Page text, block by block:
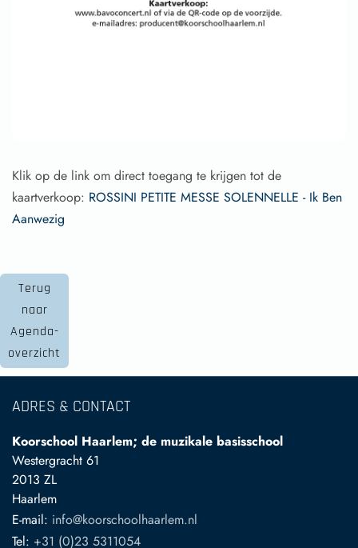
Klik op de link om direct toegang te krijgen tot de
kaartverkoop: ROSSINI PETITE MESSE SOLENNELLE - Ik Ben
Aanwezig
Terug
naar
Agenda-
overzicht
ADRES & CONTACT
Koorschool Haarlem; de muzikale basisschool
Westergracht 61
2013 ZL
Haarlem
E-mail: info@koorschoolhaarlem.nl
Tel: +31 (0)23 5311054